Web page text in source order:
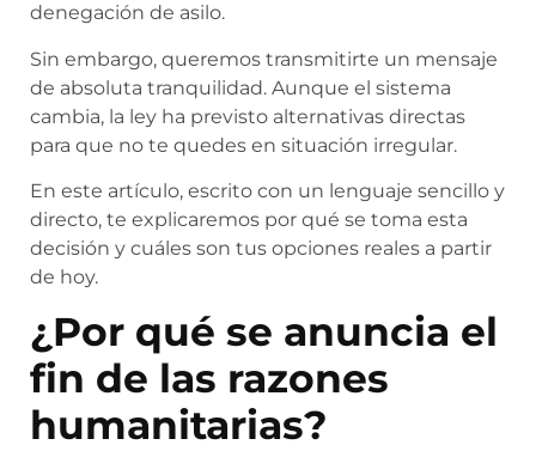
denegación de asilo.
Sin embargo, queremos transmitirte un mensaje
de absoluta tranquilidad. Aunque el sistema
cambia, la ley ha previsto alternativas directas
para que no te quedes en situación irregular.
En este artículo, escrito con un lenguaje sencillo y
directo, te explicaremos por qué se toma esta
decisión y cuáles son tus opciones reales a partir
de hoy.
¿Por qué se anuncia el
fin de las razones
humanitarias?